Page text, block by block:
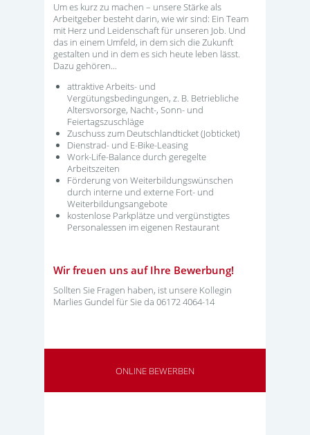
Um es kurz zu machen – unsere Stärke als
Arbeitgeber besteht darin, wie wir sind: Ein Team
mit Herz und Leidenschaft für unseren Job. Und
das in einem Umfeld, in dem sich die Zukunft
gestalten und in dem es sich heute leben lässt.
Dazu gehören...
attraktive Arbeits- und
Vergütungsbedingungen, z. B. Betriebliche
Altersvorsorge, Nacht-, Sonn- und
Feiertagszuschläge
Zuschuss zum Deutschlandticket (Jobticket)
Dienstrad- und E-Bike-Leasing
Work-Life-Balance durch geregelte
Arbeitszeiten
Förderung von Weiterbildungswünschen
durch interne und externe Fort- und
Weiterbildungsangebote
kostenlose Parkplätze und vergünstigtes
Personalessen im eigenen Restaurant
Wir freuen uns auf Ihre Bewerbung!
Sollten Sie Fragen haben, ist unsere Kollegin
Marlies Gundel für Sie da 06172 4064-14
ONLINE BEWERBEN